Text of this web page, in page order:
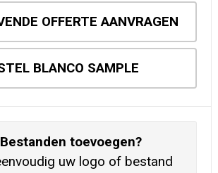
OFFERTE AANVRAGEN
BLANCO SAMPLE
Bestanden toevoegen?
uw logo of bestand